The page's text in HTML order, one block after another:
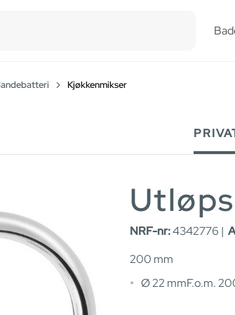
Kjøkkenmikser
NRF-nr:4342776 |
200 mm
Ø 22 mmF.o.m.